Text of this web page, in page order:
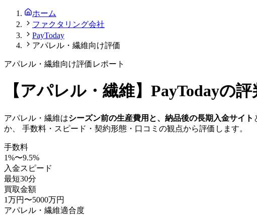
ホーム
ファクタリング会社
PayToday
アパレル・繊維向け評価
アパレル・繊維向け評価レポート
【アパレル・繊維】 PayTodayの評
アパレル・繊維はシーズン前の生産費用と、納品後の長期入金サイト
か、 手数料・スピード・契約形態・口コミの観点から評価します。
手数料
1%〜9.5%
入金スピード
最短30分
買取金額
1万円 〜5000万円
アパレル・繊維適合度